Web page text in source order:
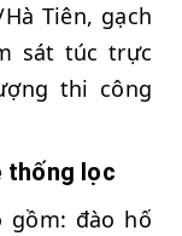
Tiên, gạch
sát túc trực
thi công
thống lọc
gồm: đào hố